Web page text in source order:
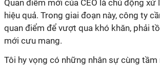
Quan điểm mới của CEO là chủ động xử
hiệu quả. Trong giai đoạn này, công ty
quan điểm để vượt qua khó khăn, phải
mới cưu mang.
Tôi hy vọng có những nhân sự cùng tầm